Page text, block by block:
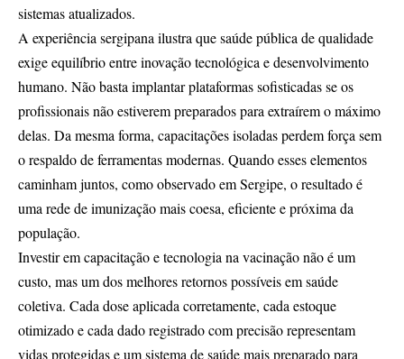
sistemas atualizados.
A experiência sergipana ilustra que saúde pública de qualidade
exige equilíbrio entre inovação tecnológica e desenvolvimento
humano. Não basta implantar plataformas sofisticadas se os
profissionais não estiverem preparados para extraírem o máximo
delas. Da mesma forma, capacitações isoladas perdem força sem
o respaldo de ferramentas modernas. Quando esses elementos
caminham juntos, como observado em Sergipe, o resultado é
uma rede de imunização mais coesa, eficiente e próxima da
população.
Investir em capacitação e tecnologia na vacinação não é um
custo, mas um dos melhores retornos possíveis em saúde
coletiva. Cada dose aplicada corretamente, cada estoque
otimizado e cada dado registrado com precisão representam
vidas protegidas e um sistema de saúde mais preparado para